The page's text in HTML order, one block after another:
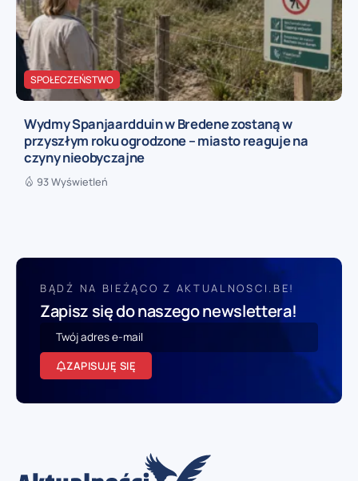
SPOŁECZEŃSTWO
Wydmy Spanjaardduin w Bredene zostaną w
przyszłym roku ogrodzone – miasto reaguje na
czyny nieobyczajne
93 Wyświetleń
BĄDŹ NA BIEŻĄCO Z AKTUALNOSCI.BE!
Zapisz się do naszego newslettera!
ZAPISUJĘ SIĘ